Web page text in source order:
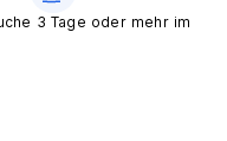
3 Tage oder mehr im